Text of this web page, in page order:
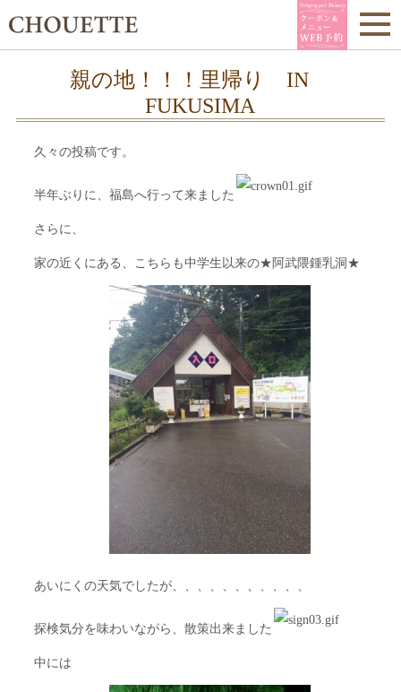
親の地！！！里帰り IN
FUKUSIMA
久々の投稿です。
半年ぶりに、福島へ行って来ました
さらに、
家の近くにある、こちらも中学生以来の★阿武隈鍾乳洞★
あいにくの天気でしたが、、、、、、、、、、、
探検気分を味わいながら、散策出来ました
中には